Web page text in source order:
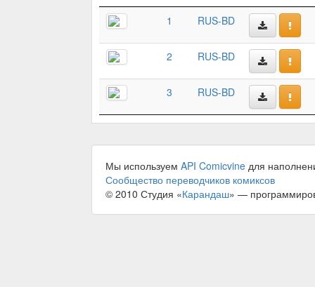
1
RUS-BD
2 RUS-BD
3 RUS-BD
Мы используем API Comicvine для
Сообщество переводчиков комиксов
© 2010 Студия «Карандаш» —